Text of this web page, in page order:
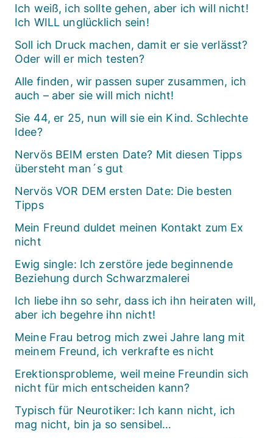
Ich weiß, ich sollte gehen, aber ich will nicht!
Ich WILL unglücklich sein!
Soll ich Druck machen, damit er sie verlässt?
Oder will er mich testen?
Alle finden, wir passen super zusammen, ich
auch – aber sie will mich nicht!
Sie 44, er 25, nun will sie ein Kind. Schlechte
Idee?
Nervös BEIM ersten Date? Mit diesen Tipps
übersteht man´s gut
Nervös VOR DEM ersten Date: Die besten
Tipps
Mein Freund duldet meinen Kontakt zum Ex
nicht
Ewig single: Ich zerstöre jede beginnende
Beziehung durch Schwarzmalerei
Ich liebe ihn so sehr, dass ich ihn heiraten will,
aber ich begehre ihn nicht!
Meine Frau betrog mich zwei Jahre lang mit
meinem Freund, ich verkrafte es nicht
Erektionsprobleme, weil meine Freundin sich
nicht für mich entscheiden kann?
Typisch für Neurotiker: Ich kann nicht, ich
mag nicht, bin ja so sensibel…